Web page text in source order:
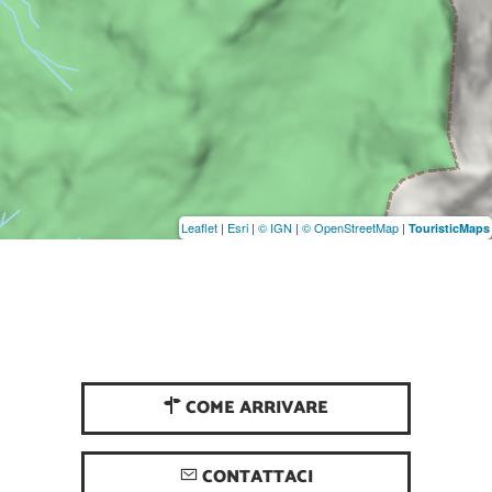
Leaflet | Esri | © IGN | © OpenStreetMap | TouristicMaps
COME ARRIVARE
CONTATTACI